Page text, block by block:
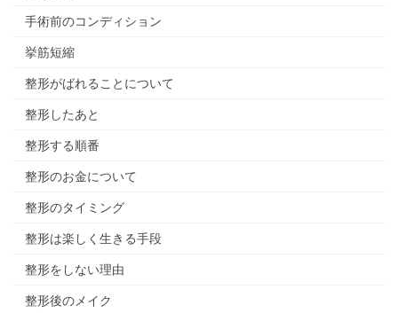
手術前のコンディション
挙筋短縮
整形がばれることについて
整形したあと
整形する順番
整形のお金について
整形のタイミング
整形は楽しく生きる手段
整形をしない理由
整形後のメイク